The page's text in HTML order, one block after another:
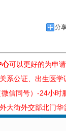
分
心可以更好的为申
系公证、出生医
信同号）-24小时
大街外交部北门